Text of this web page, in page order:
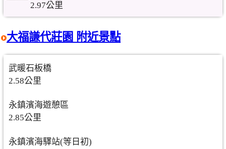
2.97公里
大福謙代莊園 附近景點
武暖石板橋
2.58公里
永鎮濱海遊憩區
2.85公里
永鎮濱海驛站(等日初)